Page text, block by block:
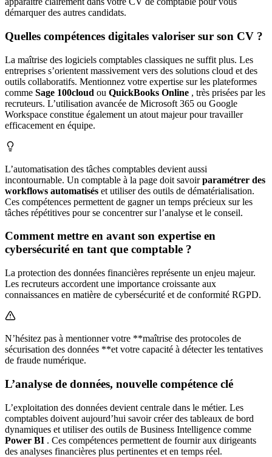
démarquer des autres candidats.
Quelles compétences digitales valoriser sur son CV ?
La maîtrise des logiciels comptables classiques ne suffit plus. Les
entreprises s’orientent massivement vers des solutions cloud et des
outils collaboratifs. Mentionnez votre expertise sur les plateformes
comme Sage 100cloud ou QuickBooks Online , très prisées par les
recruteurs. L’utilisation avancée de Microsoft 365 ou Google
Workspace constitue également un atout majeur pour travailler
efficacement en équipe.
L’automatisation des tâches comptables devient aussi
incontournable. Un comptable à la page doit savoirparamétrer des
workflows automatisés et utiliser des outils de dématérialisation.
Ces compétences permettent de gagner un temps précieux sur les
tâches répétitives pour se concentrer sur l’analyse et le conseil.
Comment mettre en avant son expertise en
cybersécurité en tant que comptable ?
La protection des données financières représente un enjeu majeur.
Les recruteurs accordent une importance croissante aux
connaissances en matière de cybersécurité et de conformité RGPD.
N’hésitez pas à mentionner votre **maîtrise des protocoles de
sécurisation des données **et votre capacité à détecter les tentatives
de fraude numérique.
L’analyse de données, nouvelle compétence clé
L’exploitation des données devient centrale dans le métier. Les
comptables doivent aujourd’hui savoir créer des tableaux de bord
dynamiques et utiliser des outils de Business Intelligence comme
Power BI . Ces compétences permettent de fournir aux dirigeants
des analyses financières plus pertinentes et en temps réel.